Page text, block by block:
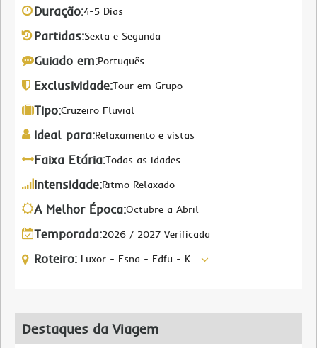
Duração:4-5 Dias
Partidas:Sexta e Segunda
Guiado em:Português
Exclusividade:Tour em Grupo
Tipo:Cruzeiro Fluvial
Ideal para:Relaxamento e vistas
Faixa Etária:Todas as idades
Intensidade:Ritmo Relaxado
A Melhor Época:Octubre a Abril
Temporada:2026 / 2027 Verificada
Roteiro: Luxor - Esna - Edfu - Kom Ombo - Assuão
Destaques da Viagem